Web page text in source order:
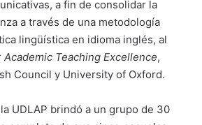
a fin de consolidar la
a través de una metodología
lingüística en idioma inglés, al
Academic Teaching Excellence,
Council y University of Oxford.
UDLAP brindó a un grupo de 30